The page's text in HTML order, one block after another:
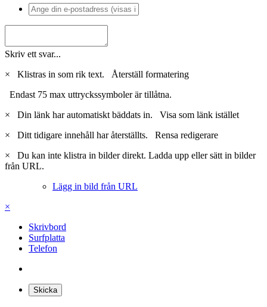
Skriv ett svar...
×
Klistras in som rik text. Återställ formatering
Endast 75 max uttryckssymboler är tillåtna.
×
Din länk har automatiskt bäddats in. Visa som länk istället
×
Ditt tidigare innehåll har återställts. Rensa redigerare
×
Du kan inte klistra in bilder direkt. Ladda upp eller sätt in bilder
från URL.
Lägg in bild från URL
×
Skrivbord
Surfplatta
Telefon
Skicka